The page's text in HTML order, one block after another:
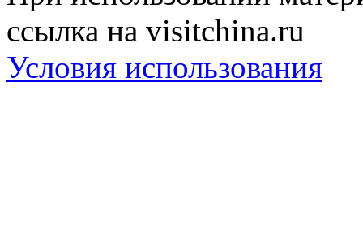
ссылка на visitchina.ru
Условия использования